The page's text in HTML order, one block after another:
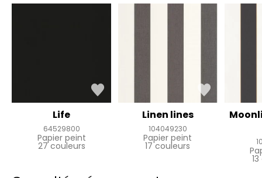
Life
64529800
Papier peint
27 couleurs
Linen lines
104049230
Papier peint
17 couleurs